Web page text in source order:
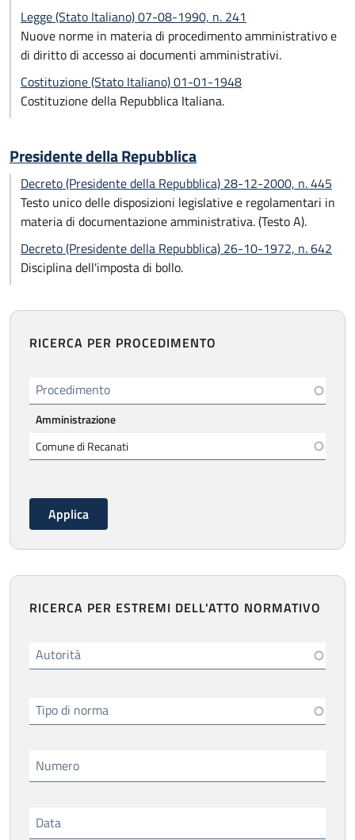
Legge (Stato Italiano) 07-08-1990, n. 241
Nuove norme in materia di procedimento amministrativo e
di diritto di accesso ai documenti amministrativi.
Costituzione (Stato Italiano) 01-01-1948
Costituzione della Repubblica Italiana.
Presidente della Repubblica
Decreto (Presidente della Repubblica) 28-12-2000, n. 445
Testo unico delle disposizioni legislative e regolamentari in
materia di documentazione amministrativa. (Testo A).
Decreto (Presidente della Repubblica) 26-10-1972, n. 642
Disciplina dell'imposta di bollo.
RICERCA PER PROCEDIMENTO
Procedimento
Amministrazione
RICERCA PER ESTREMI DELL'ATTO NORMATIVO
Autorità
Tipo di norma
Numero
Data